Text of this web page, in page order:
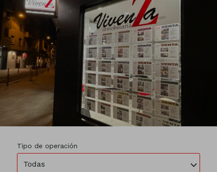
Tipo de operación
Todas